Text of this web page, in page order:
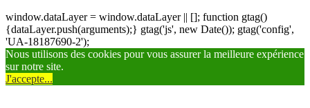
window.dataLayer = window.dataLayer || []; function gtag()
{dataLayer.push(arguments);} gtag('js', new Date()); gtag('config',
'UA-18187690-2');
Nous utilisons des cookies pour vous assurer la meilleure expérience
sur notre site.
J'accepte...